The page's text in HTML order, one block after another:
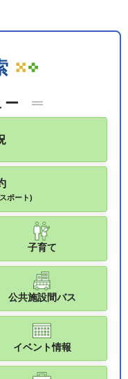
ポート)
子育て
公共施設間バス
イベント情報